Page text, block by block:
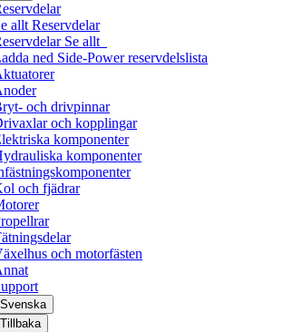
allt Reservdelar
Se allt
ned Side-Power reservdelslista
och drivpinnar
och kopplingar
komponenter
komponenter
och fjädrar
och motorfästen
Svenska
Tillbaka